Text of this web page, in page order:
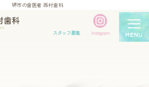
堺市の歯医者 西村歯科
スタッフ募集 Instagram MENU